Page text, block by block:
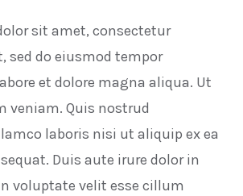
sit amet, consectetur
sed do eiusmod tempor
et dolore magna aliqua. Ut
veniam. Quis nostrud
laboris nisi ut aliquip ex ea
Duis aute irure dolor in
voluptate velit esse cillum